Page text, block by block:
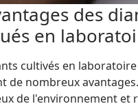
des
en
cultivés en
de nombreux
de l'environnement et